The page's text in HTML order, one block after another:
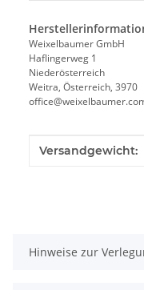
Weixelbaumer GmbH
Haflingerweg 1
Niederösterreich
Weitra, Österreich, 3970
Produkteigenschaft
Wert
Versandgewicht:
Hinweise zur